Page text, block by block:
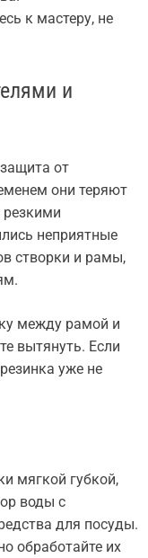
к мастеру, не
и
от
они теряют
резкими
неприятные
створки и рамы,
между рамой и
вытянуть. Если
уже не
мягкой губкой,
воды с
для посуды.
обработайте их